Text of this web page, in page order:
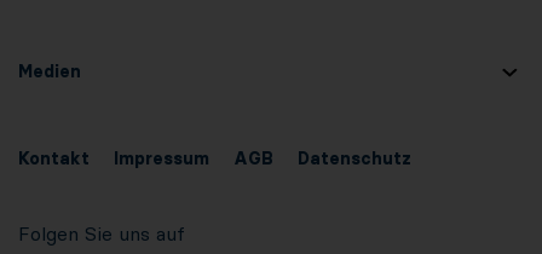
Medien
Kontakt Impressum AGB Datenschutz
Folgen Sie uns auf